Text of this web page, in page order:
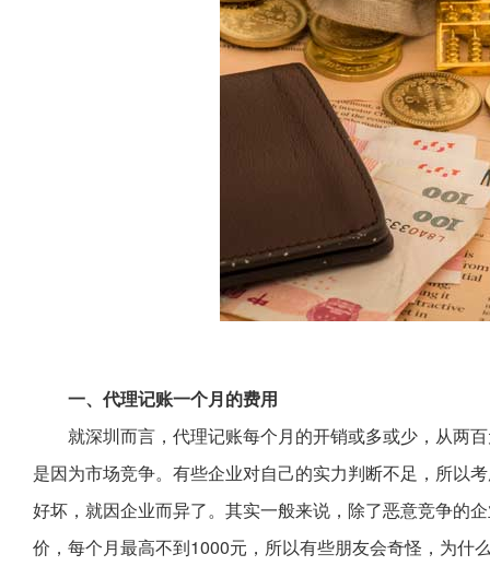
一、代理记账一个月的费用
就深圳而言，代理记账每个月的开销或多或少，从两
是因为市场竞争。有些企业对自己的实力判断不足，所以
好坏，就因企业而异了。其实一般来说，除了恶意竞争的
价，每个月最高不到1000元，所以有些朋友会奇怪，为什